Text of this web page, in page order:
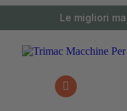
Le migliori